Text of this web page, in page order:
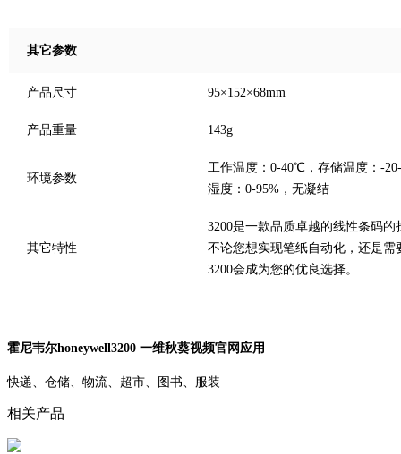
其它参数
产品尺寸 95×152×68mm
产品重量 143g
环境参数
工作温度：0-40℃，存储温度：-
湿度：0-95%，无凝结
其它特性
3200是一款品质卓越的线性条码的
不论您想实现笔纸自动化，还是
3200会成为您的优良选择。
霍尼韦尔honeywell3200 一维秋葵视频官网应用
快递、仓储、物流、超市、图书、服装
相关产品